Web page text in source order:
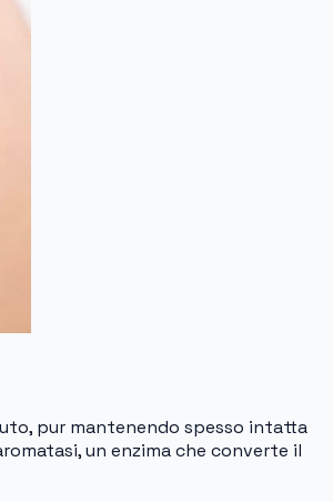
pur mantenendo spesso intatta
un enzima che converte il